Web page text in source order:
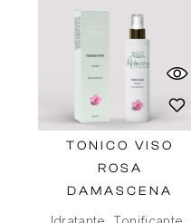
TONICO VISO
ROSA
DAMASCENA